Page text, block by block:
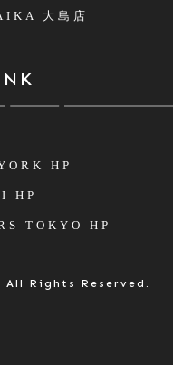
大島店
HP
HP
TOKYO HP
All Rights Reserved.